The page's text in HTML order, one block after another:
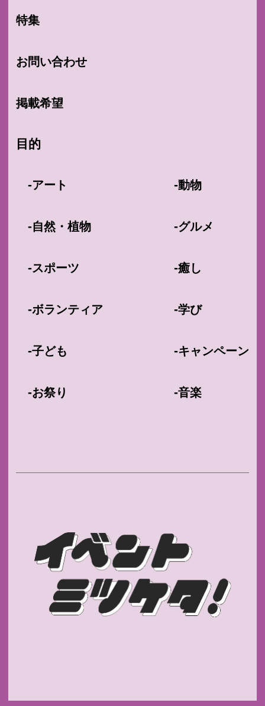
特集
お問い合わせ
掲載希望
目的
-アート
-自然・植物
-スポーツ
-ボランティア
-子ども
-お祭り
-動物
-グルメ
-癒し
-学び
-キャンペーン
-音楽